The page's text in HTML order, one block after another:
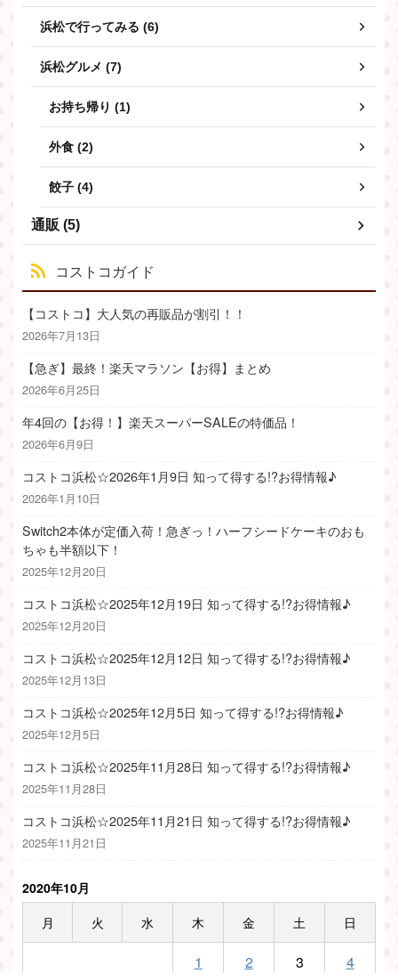
浜松で行ってみる (6)
浜松グルメ (7)
お持ち帰り (1)
外食 (2)
餃子 (4)
通販 (5)
コストコガイド
【コストコ】大人気の再販品が割引！！
2026年7月13日
【急ぎ】最終！楽天マラソン【お得】まとめ
2026年6月25日
年4回の【お得！】楽天スーパーSALEの特価品！
2026年6月9日
コストコ浜松☆2026年1月9日 知って得する!?お得情報♪
2026年1月10日
Switch2本体が定価入荷！急ぎっ！ハーフシードケーキのおも
ちゃも半額以下！
2025年12月20日
コストコ浜松☆2025年12月19日 知って得する!?お得情報♪
2025年12月20日
コストコ浜松☆2025年12月12日 知って得する!?お得情報♪
2025年12月13日
コストコ浜松☆2025年12月5日 知って得する!?お得情報♪
2025年12月5日
コストコ浜松☆2025年11月28日 知って得する!?お得情報♪
2025年11月28日
コストコ浜松☆2025年11月21日 知って得する!?お得情報♪
2025年11月21日
2020年10月
月
火 水 木 金 土 日
1 2 3
4